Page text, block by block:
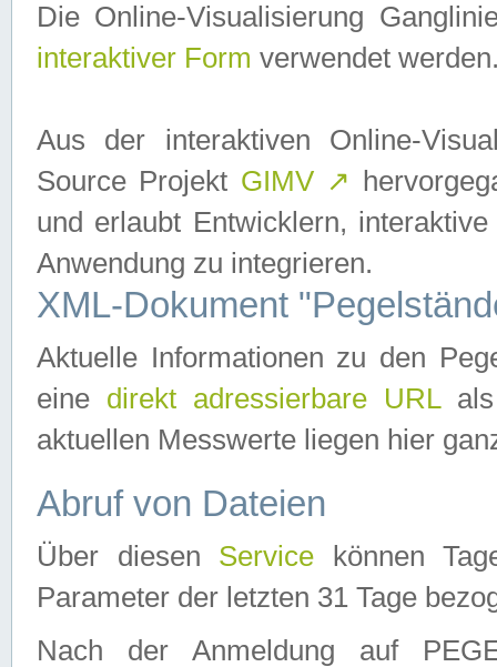
Die Online-Visualisierung
interaktiver Form verwendet
Aus der interaktiven Online-
Source Projekt GIMV ↗
und erlaubt Entwicklern,
Anwendung zu integrieren.
XML-Dokument
Aktuelle Informationen zu den
eine direkt adressierbare URLals
aktuellen Messwerte liegen hier
Abruf von Dateien
Über diesen Service können
Parameter der letzten 31 Tage
Nach der Anmeldung auf